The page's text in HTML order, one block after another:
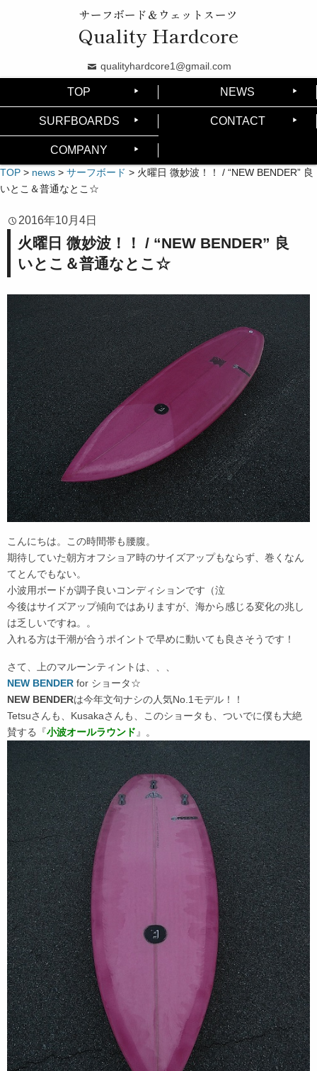
サーフボード＆ウェットスーツ
Quality Hardcore
qualityhardcore1@gmail.com
TOP NEWS
SURFBOARDS CONTACT
COMPANY
TOP > news > サーフボード > 火曜日 微妙波！！ / “NEW BENDER” 良
いとこ＆普通なとこ☆
2016年10月4日
火曜日 微妙波！！ / “NEW BENDER” 良
いとこ＆普通なとこ☆
こんにちは。この時間帯も腰腹。
期待していた朝方オフショア時のサイズアップもならず、巻くなん
てとんでもない。
小波用ボードが調子良いコンディションです（泣
今後はサイズアップ傾向ではありますが、海から感じる変化の兆し
は乏しいですね。。
入れる方は干潮が合うポイントで早めに動いても良さそうです！
さて、上のマルーンティントは、、、
NEW BENDER for ショータ☆
NEW BENDERは今年文句ナシの人気No.1モデル！！
Tetsuさんも、Kusakaさんも、このショータも、ついでに僕も大絶
賛する『小波オールラウンド』。